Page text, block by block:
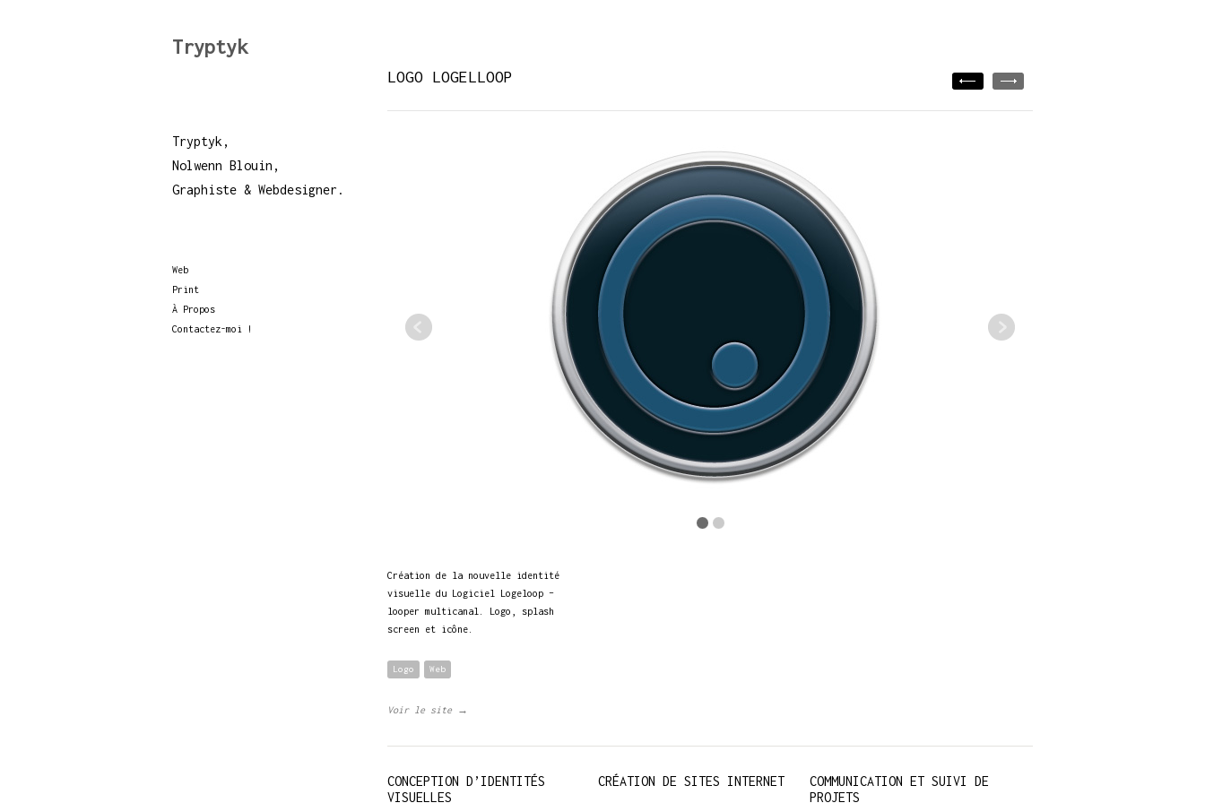
Tryptyk
Tryptyk,
Nolwenn Blouin,
Graphiste & Webdesigner.
Web
Print
À Propos
Contactez-moi !
LOGO LOGELLOOP
Création de la nouvelle identité
visuelle du Logiciel Logeloop –
looper multicanal. Logo, splash
screen et icône.
Logo Web
Voir le site →
CONCEPTION D’IDENTITÉS
VISUELLES
CRÉATION DE SITES INTERNET
COMMUNICATION ET SUIVI DE
PROJETS